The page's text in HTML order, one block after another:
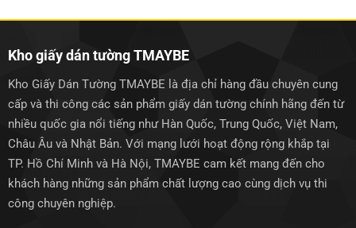
Kho giấy dán tường TMAYBE
Kho Giấy Dán Tường TMAYBE là địa chỉ hàng đầu chuyên cung
cấp và thi công các sản phẩm giấy dán tường chính hãng đến từ
nhiều quốc gia nổi tiếng như Hàn Quốc, Trung Quốc, Việt Nam,
Châu Âu và Nhật Bản. Với mạng lưới hoạt động rộng khắp tại
TP. Hồ Chí Minh và Hà Nội, TMAYBE cam kết mang đến cho
khách hàng những sản phẩm chất lượng cao cùng dịch vụ thi
công chuyên nghiệp.